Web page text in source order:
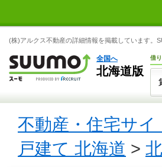
(株)アルクス不動産の詳細情報を掲載しています。
全国へ
北海道版
借
不動産・住宅サ
戸建て 北海道 >